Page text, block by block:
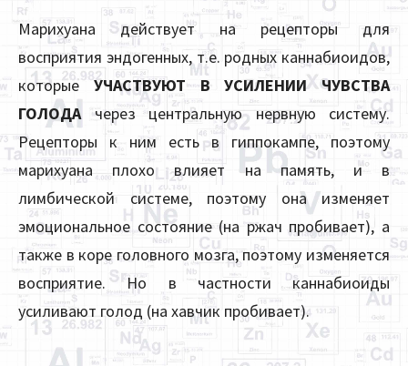
Марихуана действует на рецепторы для
восприятия эндогенных, т.е. родных каннабиоидов,
которыеУЧАСТВУЮТ В УСИЛЕНИИ ЧУВСТВА
ГОЛОДА через центральную нервную систему.
Рецепторы к ним есть в гиппокампе, поэтому
марихуана плохо влияет на память, и в
лимбической системе, поэтому она изменяет
эмоциональное состояние (на ржач пробивает), а
также в коре головного мозга, поэтому изменяется
восприятие. Но в частности каннабиоиды
усиливают голод (на хавчик пробивает).